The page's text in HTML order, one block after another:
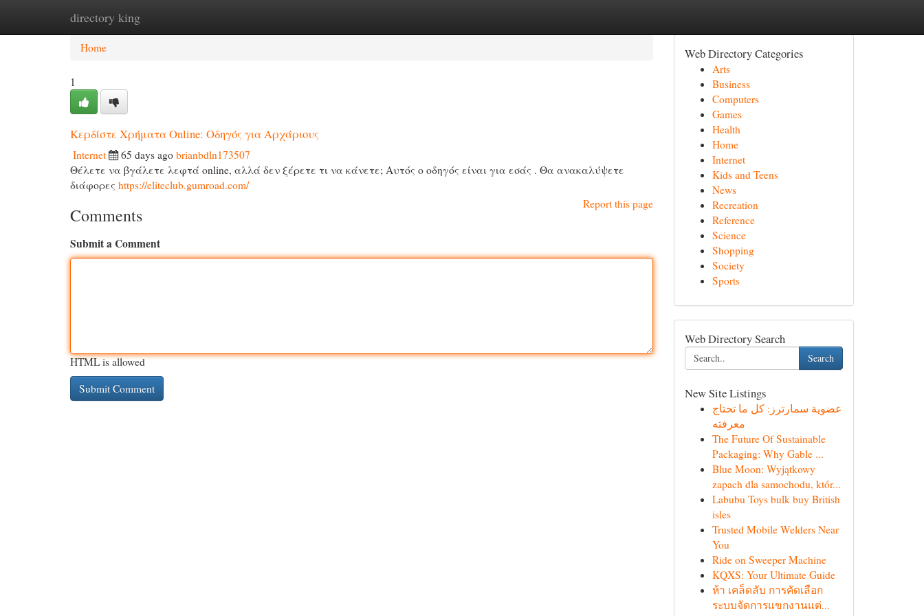
directory king
Home New Site Listings
Home
1
Κερδίστε Χρήματα Online: Οδηγός για Αρχάριους
Internet 65 days ago brianbdln173507
Θέλετε να βγάλετε λεφτά online, αλλά δεν ξέρετε τι να κάνετε; Αυτός ο οδηγός είναι για εσάς . Θα ανακαλύψετε
διάφορες https://eliteclub.gumroad.com/
Report this page
Comments
Submit a Comment
HTML is allowed
Web Directory Categories
Arts
Business
Computers
Games
Health
Home
Internet
Kids and Teens
News
Recreation
Reference
Science
Shopping
Society
Sports
Web Directory Search
Search
New Site Listings
عضوية سمارترز: كل ما تحتاج
معرفته
The Future Of Sustainable
Packaging: Why Gable ...
Blue Moon: Wyjątkowy
zapach dla samochodu, któr...
Labubu Toys bulk buy British
isles
Trusted Mobile Welders Near
You
Ride on Sweeper Machine
KQXS: Your Ultimate Guide
ห้า เคล็ดลับ การคัดเลือก
ระบบจัดการแขกงานแต่...